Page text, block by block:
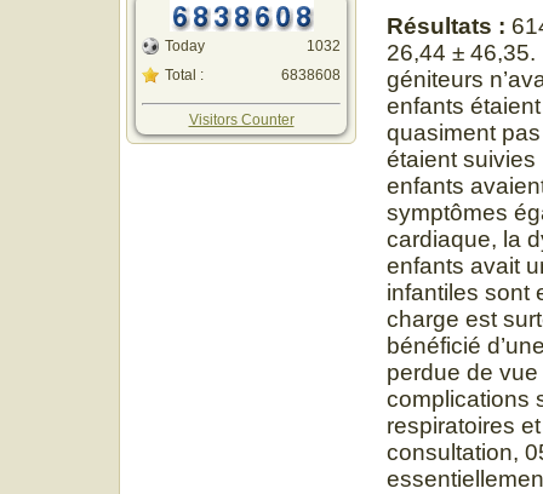
Today
Total :
1032
6838608
Visitors Counter
Résultats :
26,44 ±
géniteurs
enfants
quasiment
étaient suivies
enfants
symptômes
cardiaque, la
enfants avait
infantiles sont
charge est
bénéficié
perdue de
complications
respiratoires
consultation,